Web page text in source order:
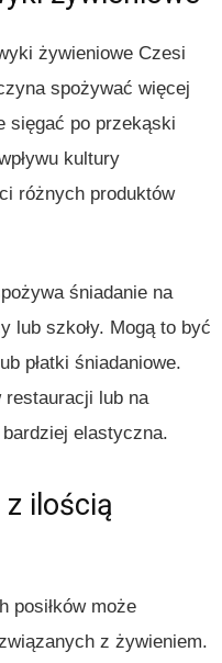
żywieniowe Czesi
spożywać więcej
sięgać po przekąski
kultury
różnych produktów
śniadanie na
lub szkoły. Mogą to być
płatki śniadaniowe.
lub na
elastyczna.
z ilością
posiłków może
z żywieniem.